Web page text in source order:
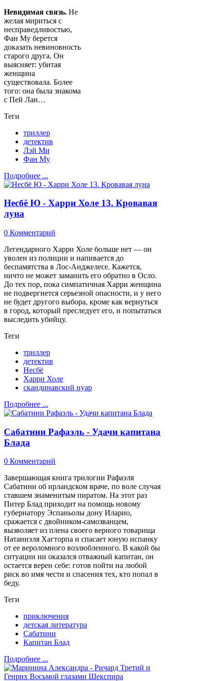
Невидимая связь. Не
желая мириться с
несправедливостью,
Фан Му берется
доказать невиновность
старого друга. Он
выясняет: убитая
женщина
существовала. Более
того: она была знакома
с Пей Лан…
Теги
триллер
детектив
Лэй Ми
Фан Му
Подробнее ...
Несбё Ю - Харри Холе 13. Кровавая
луна
0 Комментарий
Легендарного Харри Холе больше нет — он
уволен из полиции и напивается до
беспамятства в Лос-Анджелесе. Кажется,
ничто не может заманить его обратно в Осло.
До тех пор, пока симпатичная Харри женщина
не подвергнется серьезной опасности, и у него
не будет другого выбора, кроме как вернуться
в город, который преследует его, и попытаться
выследить убийцу.
Теги
триллер
детектив
Несбё
Харри Холе
скандинавский нуар
Подробнее ...
Сабатини Рафаэль - Удачи капитана
Блада
0 Комментарий
Завершающая книга трилогии Рафаэля
Сабатини об ирландском враче, по воле случая
ставшем знаменитым пиратом. На этот раз
Питер Блад приходит на помощь новому
губернатору Эспаньолы дону Иларио,
сражается с двойником-самозванцем,
вызволяет из плена своего верного товарища
Натаниэля Хагторпа и спасает юную испанку
от ее вероломного возлюбленного. В какой бы
ситуации ни оказался отважный капитан, он
остается верен себе: готов пойти на любой
риск во имя чести и спасения тех, кто попал в
беду.
Теги
приключения
детская литература
Сабатини
Капитан Блад
Подробнее ...